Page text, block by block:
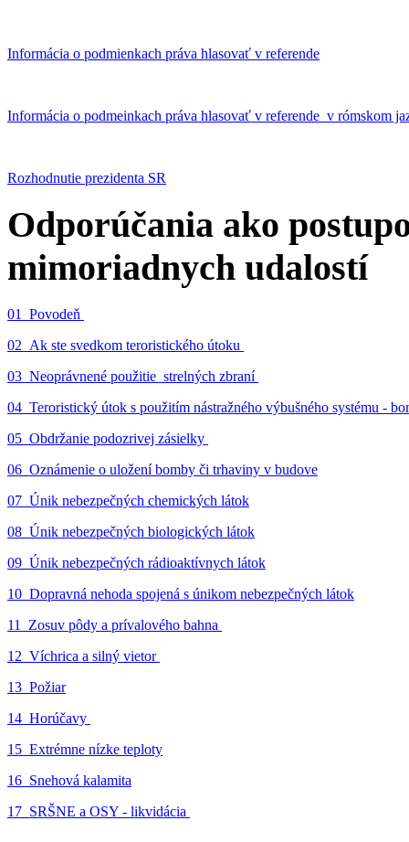
Informácia o podmienkach práva hlasovať v referende
Informácia o podmeinkach práva hlasovať v referende v rómskom
Rozhodnutie prezidenta SR
Odporúčania ako
mimoriadnych udalostí
01_Povodeň
02_Ak ste svedkom teroristického útoku
03_Neoprávnené použitie strelných zbraní
04_Teroristický útok s použitím nástražného výbušného systému -
05_Obdržanie podozrivej zásielky
06_Oznámenie o uložení bomby či trhaviny v budove
07_Únik nebezpečných chemických látok
08_Únik nebezpečných biologických látok
09_Únik nebezpečných rádioaktívnych látok
10_Dopravná nehoda spojená s únikom nebezpečných látok
11_Zosuv pôdy a prívalového bahna
12_Víchrica a silný vietor
13_Požiar
14_Horúčavy
15_Extrémne nízke teploty
16_Snehová kalamita
17_SRŠNE a OSY - likvidácia